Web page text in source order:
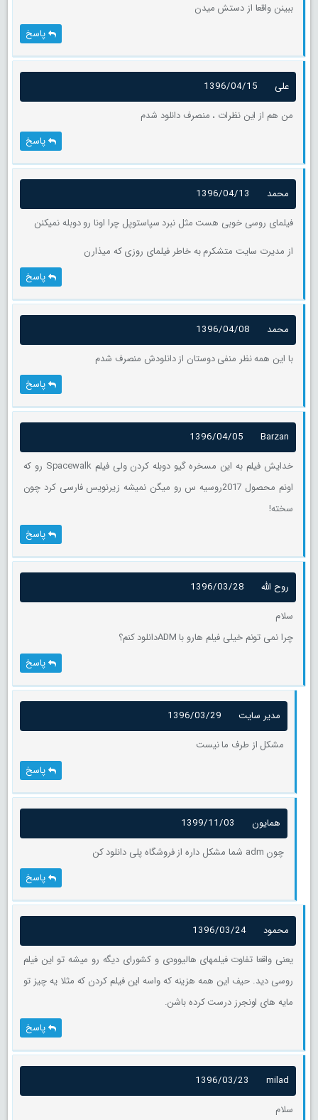
ببینن واقعا از دستش میدن
پاسخ
علی
1396/04/15
من هم از این نظرات ، منصرف دانلود شدم
پاسخ
محمد
1396/04/13
فیلمای روسی خوبی هست مثل نبرد سپاستوپل چرا اونا رو دوبله نمیکنن
از مدیرت سایت متشکرم به خاطر فیلمای روزی که میذارن
پاسخ
محمد
1396/04/08
با این همه نظر منفی دوستان از دانلودش منصرف شدم
پاسخ
Barzan
1396/04/05
خدایش فیلم به این مسخره گیو دوبله کردن ولی فیلم Spacewalk رو که
اونم محصول 2017روسیه س رو میگن نمیشه زیرنویس فارسی کرد چون
سخته!
پاسخ
روح الله
1396/03/28
سلام
چرا نمی تونم خیلی فیلم هارو با ADMدانلود کنم؟
پاسخ
مدیر سایت
1396/03/29
مشکل از طرف ما نیست
پاسخ
همایون
1399/11/03
چون adm شما مشکل داره از فروشگاه پلی دانلود کن
پاسخ
محمود
1396/03/24
یعنی واقعا تفاوت فیلمهای هالیوودی و کشورای دیگه رو میشه تو این فیلم
روسی دید. حیف این همه هزینه که واسه این فیلم کردن که مثلا یه چیز تو
مایه های اونجرز درست کرده باشن.
پاسخ
milad
1396/03/23
سلام